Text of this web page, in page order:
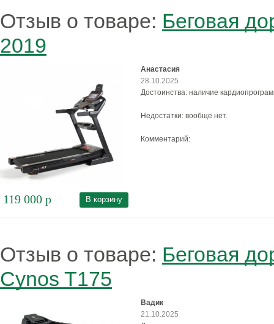
Отзыв о товаре: Беговая
2019
119 000 р В корзину
Анастасия
28.10.2025
Достоинства: наличие
Недостатки: вообще нет.
Комментарий:
Отзыв о товаре: Беговая
Cynos T175
Вадик
21.10.2025